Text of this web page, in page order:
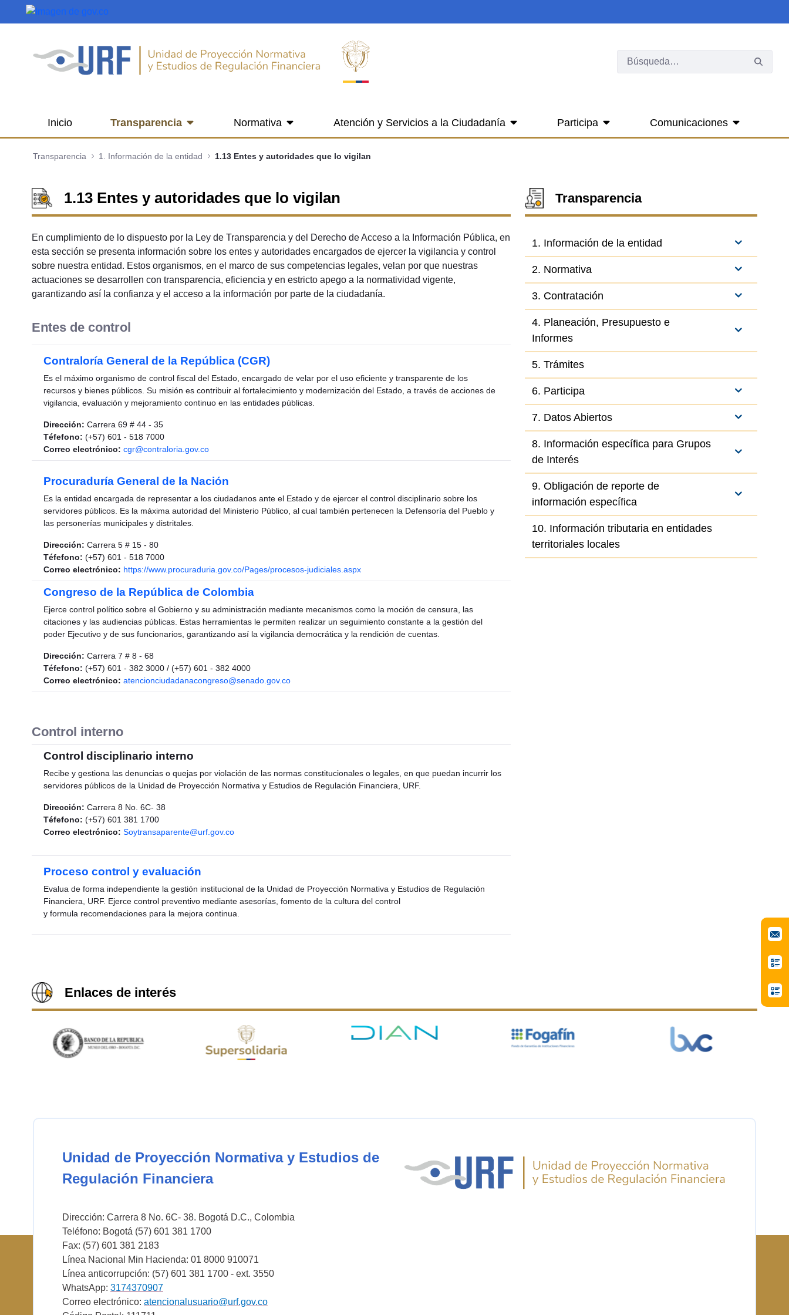
Saltar al contenido principal
Inicio Transparencia Normativa Atención y Servicios a la Ciudadanía Participa Comunicaciones
Transparencia 1. Información de la entidad 1.13 Entes y autoridades que lo vigilan
1.13 Entes y autoridades que lo vigilan
En cumplimiento de lo dispuesto por la Ley de Transparencia y del Derecho de Acceso a la Información Pública, en
esta sección se presenta información sobre los entes y autoridades encargados de ejercer la vigilancia y control
sobre nuestra entidad. Estos organismos, en el marco de sus competencias legales, velan por que nuestras
actuaciones se desarrollen con transparencia, eficiencia y en estricto apego a la normatividad vigente,
garantizando así la confianza y el acceso a la información por parte de la ciudadanía.
Entes de control
Contraloría General de la República(CGR)
Es el máximo organismo de control fiscal del Estado, encargado de velar por el uso eficiente y transparente de los
recursos y bienes públicos. Su misión es contribuir al fortalecimiento y modernización del Estado, a través de acciones de
vigilancia, evaluación y mejoramiento continuo en las entidades públicas.
Dirección: Carrera 69 # 44 - 35
Téfefono: (+57) 601 - 518 7000
Correo electrónico: cgr@contraloria.gov.co
Procuraduría General de la Nación
Es la entidad encargada de representar a los ciudadanos ante el Estado y de ejercer el control disciplinario sobre los
servidores públicos. Es la máxima autoridad del Ministerio Público, al cual también pertenecen la Defensoría del Pueblo y
las personerías municipales y distritales.
Dirección: Carrera 5 # 15 - 80
Téfefono: (+57) 601 - 518 7000
Correo electrónico: https://www.procuraduria.gov.co/Pages/procesos-judiciales.aspx
Congreso de la República de Colombia
Ejerce control político sobre el Gobierno y su administración mediante mecanismos como la moción de censura, las
citaciones y las audiencias públicas. Estas herramientas le permiten realizar un seguimiento constante a la gestión del
poder Ejecutivo y de sus funcionarios, garantizando así la vigilancia democrática y la rendición de cuentas.
Dirección: Carrera 7 # 8 - 68
Téfefono: (+57) 601 - 382 3000 / (+57) 601 - 382 4000
Correo electrónico: atencionciudadanacongreso@senado.gov.co
Control interno
Control disciplinario interno
Recibe y gestiona las denuncias o quejas por violación de las normas constitucionales o legales, en que puedan incurrir los
servidores públicos de la Unidad de Proyección Normativa y Estudios de Regulación Financiera, URF.
Dirección: Carrera 8 No. 6C- 38
Téfefono: (+57) 601 381 1700
Correo electrónico: Soytransaparente@urf.gov.co
Proceso control y evaluación
Evalua de forma independiente la gestión institucional de la Unidad de Proyección Normativa y Estudios de Regulación
Financiera, URF. Ejerce control preventivo mediante asesorías, fomento de la cultura del control
y formula recomendaciones para la mejora continua.
Transparencia
1. Información de la entidad
2. Normativa
3. Contratación
4. Planeación, Presupuesto e
Informes
5. Trámites
6. Participa
7. Datos Abiertos
8. Información específica para Grupos
de Interés
9. Obligación de reporte de
información específica
10. Información tributaria en entidades
territoriales locales
Enlaces de interés
Unidad de Proyección Normativa y Estudios de
Regulación Financiera
Dirección: Carrera 8 No. 6C- 38. Bogotá D.C., Colombia
Teléfono: Bogotá (57) 601 381 1700
Fax: (57) 601 381 2183
Línea Nacional Min Hacienda: 01 8000 910071
Línea anticorrupción: (57) 601 381 1700 - ext. 3550
WhatsApp: 3174370907
Correo electrónico: atencionalusuario@urf.gov.co